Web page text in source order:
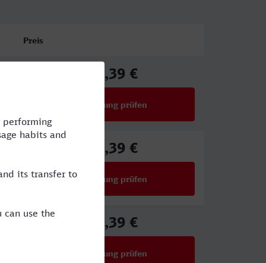
Preis
21,39 €
Verbindung prüfen
31,39 €
Verbindung prüfen
46,39 €
Verbindung prüfen